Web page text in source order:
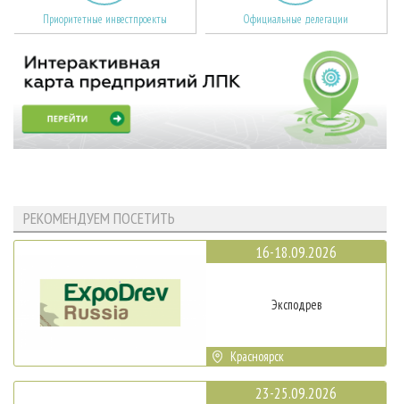
Приоритетные инвестпроекты Официальные делегации
РЕКОМЕНДУЕМ ПОСЕТИТЬ
16-18.09.2026
Эксподрев
Красноярск
23-25.09.2026